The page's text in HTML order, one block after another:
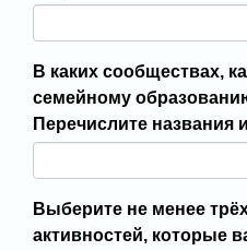
В каких сообществах,
семейному
Перечислите названия
Выберите не менее
активностей, которые